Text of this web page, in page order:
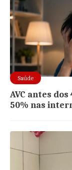
Saúde
AVC antes
50% nas